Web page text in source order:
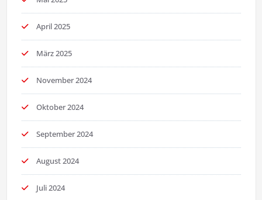
April 2025
März 2025
November 2024
Oktober 2024
September 2024
August 2024
Juli 2024